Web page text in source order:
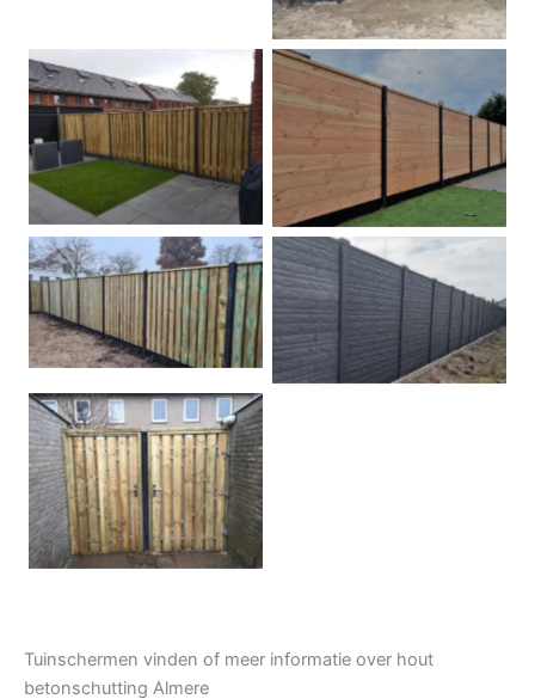
Betonpalen schutting Douglas
Hout beton schuttingen Rots motief antraciet
Tuindeur grenen
Tuinschermen vinden of meer informatie over hout
betonschutting Almere